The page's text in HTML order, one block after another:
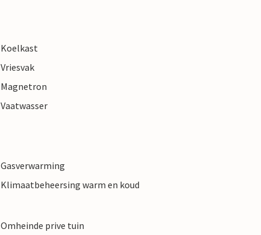
Koelkast
Vriesvak
Magnetron
Vaatwasser
Gasverwarming
Klimaatbeheersing warm en koud
Omheinde prive tuin